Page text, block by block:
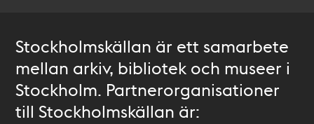
Stockholmskällan är ett samarbete
mellan arkiv, bibliotek och museer i
Stockholm. Partnerorganisationer
till Stockholmskällan är: